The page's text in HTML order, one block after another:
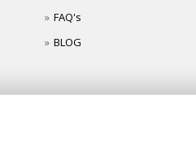
FAQ's
BLOG